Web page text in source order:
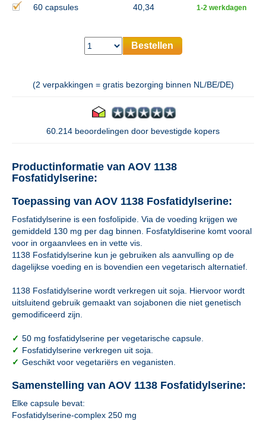
60 capsules 40,34 1-2 werkdagen
Bestellen
(2 verpakkingen = gratis bezorging binnen NL/BE/DE)
60.214 beoordelingen door bevestigde kopers
Productinformatie van AOV 1138
Fosfatidylserine:
Toepassing van AOV 1138 Fosfatidylserine:
Fosfatidylserine is een fosfolipide. Via de voeding krijgen we
gemiddeld 130 mg per dag binnen. Fosfatyldiserine komt vooral
voor in orgaanvlees en in vette vis.
1138 Fosfatidylserine kun je gebruiken als aanvulling op de
dagelijkse voeding en is bovendien een vegetarisch alternatief.
1138 Fosfatidylserine wordt verkregen uit soja. Hiervoor wordt
uitsluitend gebruik gemaakt van sojabonen die niet genetisch
gemodificeerd zijn.
✓ 50 mg fosfatidylserine per vegetarische capsule.
✓ Fosfatidylserine verkregen uit soja.
✓ Geschikt voor vegetariërs en veganisten.
Samenstelling van AOV 1138 Fosfatidylserine:
Elke capsule bevat:
Fosfatidylserine-complex 250 mg